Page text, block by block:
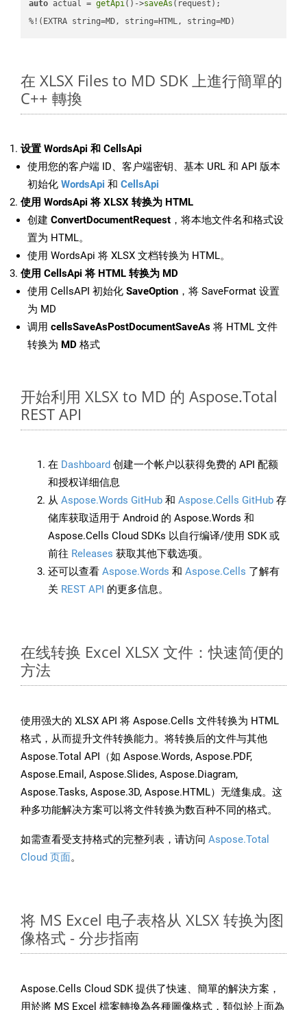
auto actual = getApi()->saveAs (request);
%!(EXTRA string=MD, string=HTML, string=MD)
在 XLSX Files to MD SDK 上進行簡單的
C++ 轉換
设置 WordsApi 和 CellsApi
使用您的客户端 ID、客户端密钥、基本 URL 和 API 版本
初始化 WordsApi 和 CellsApi
使用 WordsApi 将 XLSX 转换为 HTML
创建 ConvertDocumentRequest ，将本地文件名和格式设
置为 HTML。
使用 WordsApi 将 XLSX 文档转换为 HTML。
使用 CellsApi 将 HTML 转换为 MD
使用 CellsAPI 初始化 SaveOption ，将 SaveFormat 设置
为 MD
调用 cellsSaveAsPostDocumentSaveAs 将 HTML 文件
转换为 MD 格式
开始利用 XLSX to MD 的 Aspose.Total
REST API
在 Dashboard 创建一个帐户以获得免费的 API 配额
和授权详细信息
从 Aspose.Words GitHub 和 Aspose.Cells GitHub 存
储库获取适用于 Android 的 Aspose.Words 和
Aspose.Cells Cloud SDKs 以自行编译/使用 SDK 或
前往 Releases 获取其他下载选项。
还可以查看 Aspose.Words 和 Aspose.Cells 了解有
关 REST API 的更多信息。
在线转换 Excel XLSX 文件：快速简便的
方法
使用强大的 XLSX API 将 Aspose.Cells 文件转换为 HTML
格式，从而提升文件转换能力。将转换后的文件与其他
Aspose.Total API（如 Aspose.Words, Aspose.PDF,
Aspose.Email, Aspose.Slides, Aspose.Diagram,
Aspose.Tasks, Aspose.3D, Aspose.HTML）无缝集成。这
种多功能解决方案可以将文件转换为数百种不同的格式。
如需查看受支持格式的完整列表，请访问 Aspose.Total
Cloud 页面。
将 MS Excel 电子表格从 XLSX 转换为图
像格式 - 分步指南
Aspose.Cells Cloud SDK 提供了快速、簡單的解決方案，
用於將 MS Excel 檔案轉換為各種圖像格式，類似於上面為